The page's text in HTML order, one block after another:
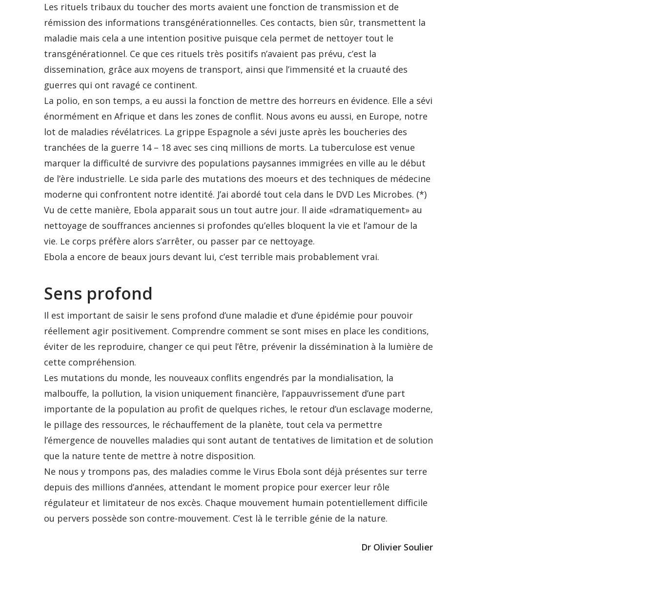
Les rituels tribaux du toucher des morts avaient une fonction de transmission et de
rémission des informations transgénérationnelles. Ces contacts, bien sûr, transmettent la
maladie mais cela a une intention positive puisque cela permet de nettoyer tout le
transgénérationnel. Ce que ces rituels très positifs n’avaient pas prévu, c’est la
dissemination, grâce aux moyens de transport, ainsi que l’immensité et la cruauté des
guerres qui ont ravagé ce continent.
La polio, en son temps, a eu aussi la fonction de mettre des horreurs en évidence. Elle a sévi
énormément en Afrique et dans les zones de conflit. Nous avons eu aussi, en Europe, notre
lot de maladies révélatrices. La grippe Espagnole a sévi juste après les boucheries des
tranchées de la guerre 14 – 18 avec ses cinq millions de morts. La tuberculose est venue
marquer la difficulté de survivre des populations paysannes immigrées en ville au le début
de l’ère industrielle. Le sida parle des mutations des moeurs et des techniques de médecine
moderne qui confrontent notre identité. J’ai abordé tout cela dans le DVD Les Microbes. (*)
Vu de cette manière, Ebola apparait sous un tout autre jour. ll aide «dramatiquement» au
nettoyage de souffrances anciennes si profondes qu’elles bloquent la vie et l’amour de la
vie. Le corps préfère alors s’arrêter, ou passer par ce nettoyage.
Ebola a encore de beaux jours devant lui, c’est terrible mais probablement vrai.
Sens profond
Il est important de saisir le sens profond d’une maladie et d’une épidémie pour pouvoir
réellement agir positivement. Comprendre comment se sont mises en place les conditions,
éviter de les reproduire, changer ce qui peut l’être, prévenir la dissémination à la lumière de
cette compréhension.
Les mutations du monde, les nouveaux conflits engendrés par la mondialisation, la
malbouffe, la pollution, la vision uniquement financière, l’appauvrissement d’une part
importante de la population au profit de quelques riches, le retour d’un esclavage moderne,
le pillage des ressources, le réchauffement de la planète, tout cela va permettre
l’émergence de nouvelles maladies qui sont autant de tentatives de limitation et de solution
que la nature tente de mettre à notre disposition.
Ne nous y trompons pas, des maladies comme le Virus Ebola sont déjà présentes sur terre
depuis des millions d’années, attendant le moment propice pour exercer leur rôle
régulateur et limitateur de nos excès. Chaque mouvement humain potentiellement difficile
ou pervers possède son contre-mouvement. C’est là le terrible génie de la nature.
Dr Olivier Soulier